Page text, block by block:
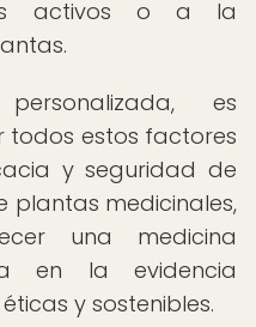
activos o a la
es
estos factores
y seguridad de
plantas medicinales,
una medicina
en la evidencia
y sostenibles.